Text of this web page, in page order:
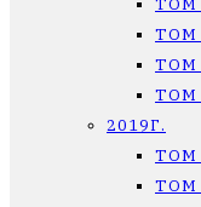
ТОМ
ТОМ
ТОМ
ТОМ
2019Г.
ТОМ
ТОМ